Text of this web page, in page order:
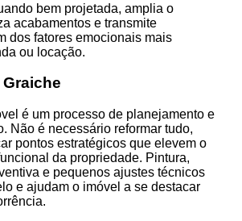
bem projetada, amplia o
acabamentos e transmite
dos fatores emocionais mais
ou locação.
é um processo de planejamento e
Não é necessário reformar tudo,
pontos estratégicos que elevem o
da propriedade. Pintura,
e pequenos ajustes técnicos
e ajudam o imóvel a se destacar